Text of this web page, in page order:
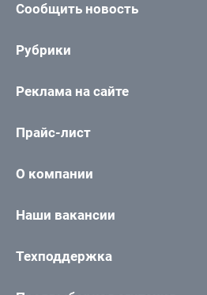
Сообщить новость
Рубрики
Реклама на сайте
Прайс-лист
О компании
Наши вакансии
Техподдержка